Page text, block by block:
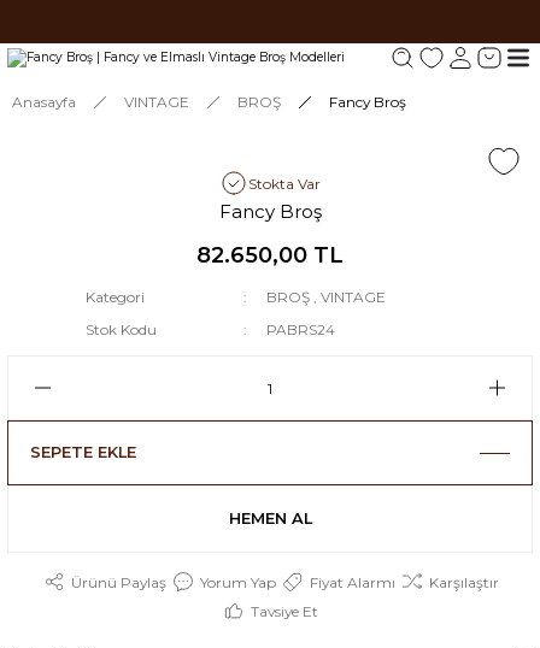
Tüm siparişlerde 1000 TL ve üzeri ücretsiz kargo. #3
Anasayfa VINTAGE BROŞ Fancy Broş
Stokta Var
Fancy Broş
82.650,00 TL
Kategori BROŞ ,VINTAGE
Stok Kodu
PABRS24
SEPETE EKLE
HEMEN AL
Ürünü Paylaş Yorum Yap Fiyat Alarmı
Karşılaştır
Tavsiye Et